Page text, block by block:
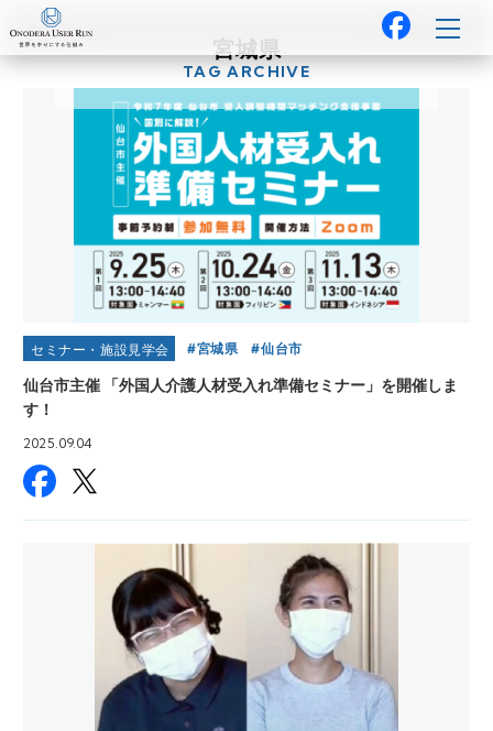
宮城県
TAG ARCHIVE
セミナー・施設見学会 宮城県 仙台市
仙台市主催 「外国人介護人材受入れ準備セミナー」を開催しま
す！
2025.09.04